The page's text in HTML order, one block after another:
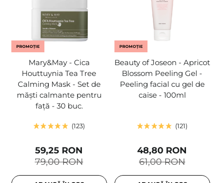
PROMOȚIE
Mary&May - Cica
Houttuynia Tea Tree
Calming Mask - Set de
măști calmante pentru
față - 30 buc.
123
79,00 RON
59,25 RON
PROMOȚIE
Beauty of Joseon - Apricot
Blossom Peeling Gel -
Peeling facial cu gel de
caise - 100ml
121
61,00 RON
48,80 RON